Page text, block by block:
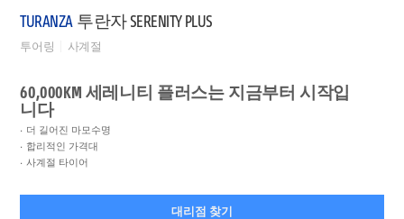
TURANZA 투란자 SERENITY PLUS
투어링 사계절
60,000KM 세레니티 플러스는 지금부터 시작입
니다
더 길어진 마모수명
합리적인 가격대
사계절 타이어
대리점 찾기